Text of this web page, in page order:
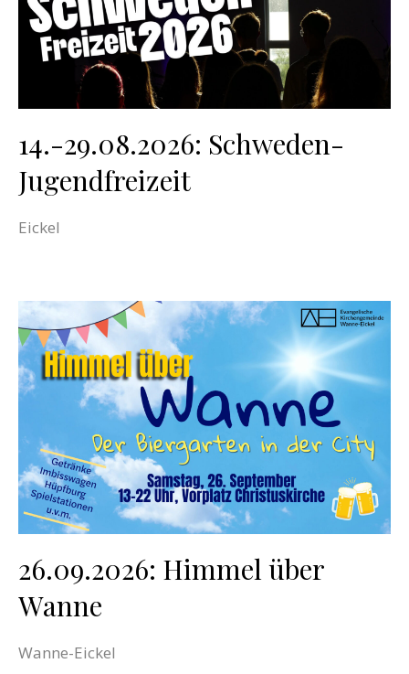
14.-29.08.2026: Schweden-
Jugendfreizeit
Eickel
26.09.2026: Himmel über
Wanne
Wanne-Eickel